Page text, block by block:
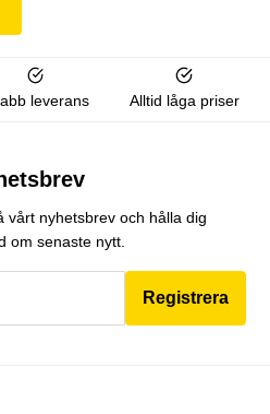
leverans Alltid låga priser
vårt nyhetsbrev och hålla dig
om senaste nytt.
Registrera